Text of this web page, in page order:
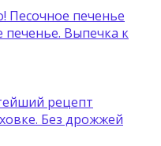
Песочное печенье
Выпечка к
рецепт
Без дрожжей